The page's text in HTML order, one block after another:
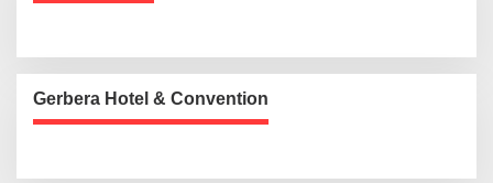
Gerbera Hotel & Convention